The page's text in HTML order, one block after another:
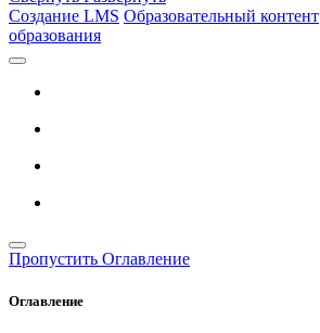
Создание LMS Образовательный контент
образования
Пропустить Оглавление
Оглавление